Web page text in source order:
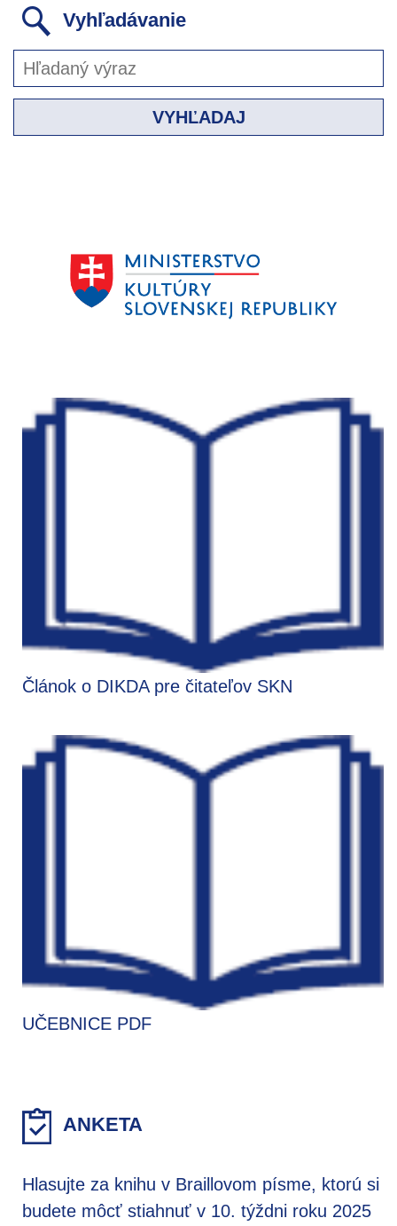
Vyhľadávanie
VYHĽADAJ
Článok o DIKDA pre čitateľov SKN
UČEBNICE PDF
ANKETA
Hlasujte za knihu v Braillovom písme, ktorú si
budete môcť stiahnuť v 10. týždni roku 2025